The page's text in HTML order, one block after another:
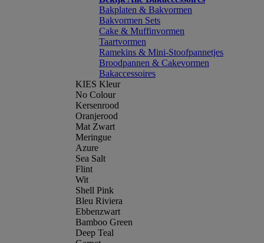
Bakplaten & Bakvormen
Bakvormen Sets
Cake & Muffinvormen
Taartvormen
Ramekins & Mini-Stoofpannetjes
Broodpannen & Cakevormen
Bakaccessoires
KIES Kleur
No Colour
Kersenrood
Oranjerood
Mat Zwart
Meringue
Azure
Sea Salt
Flint
Wit
Shell Pink
Bleu Riviera
Ebbenzwart
Bamboo Green
Deep Teal